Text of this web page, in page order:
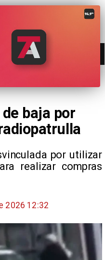
baja por
por utilizar
realizar compras
2026 12:32